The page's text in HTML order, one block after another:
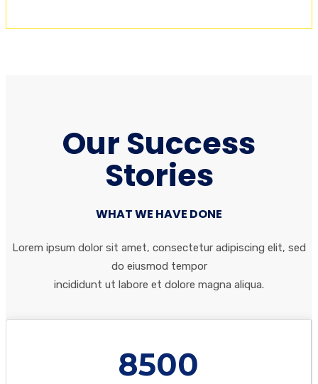
Our Success
Stories
WHAT WE HAVE DONE
Lorem ipsum dolor sit amet, consectetur adipiscing elit, sed
do eiusmod tempor
incididunt ut labore et dolore magna aliqua.
8500